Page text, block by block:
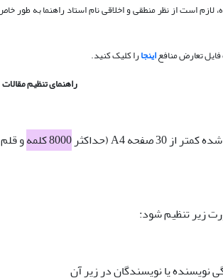
لازم است از نظر منطقی و اخلاقی نام استاد راهنما به طور
تعارض منافعاینجارا کلیک کنید.
راهنمای تنظیم مقالات
8000 کلمه و قلم